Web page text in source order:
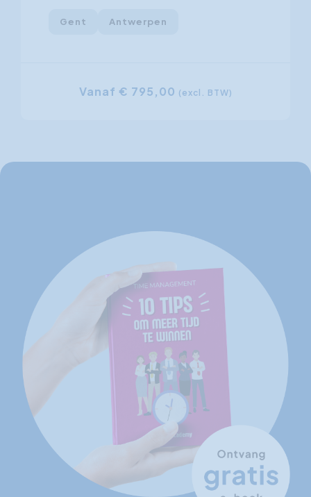
Gent Antwerpen
Vanaf € 795,00 (excl. BTW)